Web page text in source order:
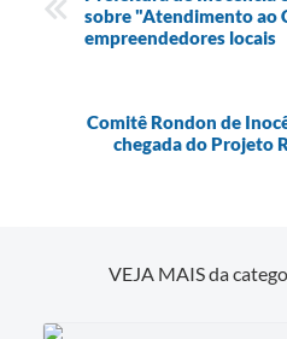
sobre "Atendimento ao
empreendedores locais
Comitê Rondon de
chegada do Projeto
VEJA MAIS da